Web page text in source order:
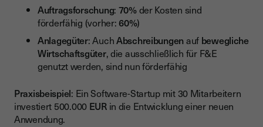
Auftragsforschung: 70%der Kosten sind
förderfähig (vorher: 60%)
Anlagegüter: AuchAbschreibungenauf bewegliche
Wirtschaftsgüter, die ausschließlich für F&E
genutzt werden, sind nun förderfähig
Praxisbeispiel: Ein Software-Startup mit 30 Mitarbeitern
investiert 500.000 EURin die Entwicklung einer neuen
Anwendung.